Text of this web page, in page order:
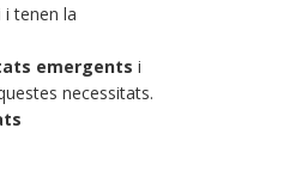
tenen la
emergents i
necessitats.